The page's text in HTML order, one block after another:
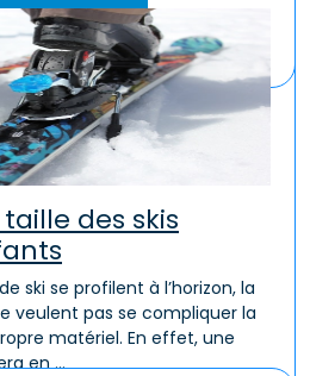
Lire la suite
des skis
ski se profilent à l’horizon, la
veulent pas se compliquer la
matériel. En effet, une
en ...